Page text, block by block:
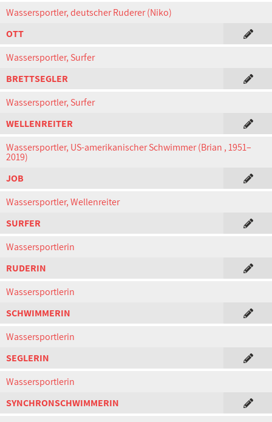
Wassersportler, deutscher Ruderer (Niko)
OTT
Wassersportler, Surfer
BRETTSEGLER
Wassersportler, Surfer
WELLENREITER
Wassersportler, US-amerikanischer Schwimmer (Brian , 1951–
2019)
JOB
Wassersportler, Wellenreiter
SURFER
Wassersportlerin
RUDERIN
Wassersportlerin
SCHWIMMERIN
Wassersportlerin
SEGLERIN
Wassersportlerin
SYNCHRONSCHWIMMERIN